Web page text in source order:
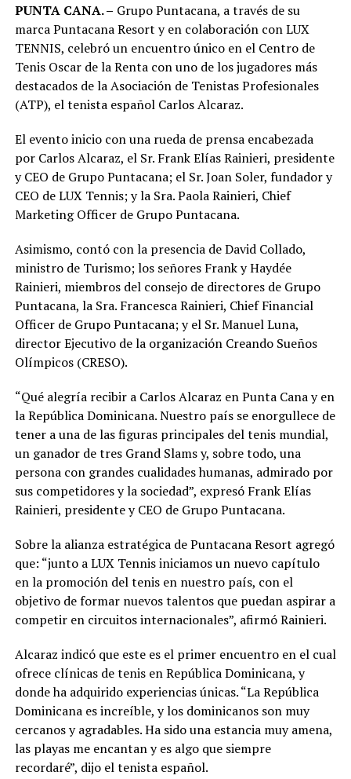
PUNTA CANA. – Grupo Puntacana, a través de su
marca Puntacana Resort y en colaboración con LUX
TENNIS, celebró un encuentro único en el Centro de
Tenis Oscar de la Renta con uno de los jugadores más
destacados de la Asociación de Tenistas Profesionales
(ATP), el tenista español Carlos Alcaraz.
El evento inicio con una rueda de prensa encabezada
por Carlos Alcaraz, el Sr. Frank Elías Rainieri, presidente
y CEO de Grupo Puntacana; el Sr. Joan Soler, fundador y
CEO de LUX Tennis; y la Sra. Paola Rainieri, Chief
Marketing Officer de Grupo Puntacana.
Asimismo, contó con la presencia de David Collado,
ministro de Turismo; los señores Frank y Haydée
Rainieri, miembros del consejo de directores de Grupo
Puntacana, la Sra. Francesca Rainieri, Chief Financial
Officer de Grupo Puntacana; y el Sr. Manuel Luna,
director Ejecutivo de la organización Creando Sueños
Olímpicos (CRESO).
“Qué alegría recibir a Carlos Alcaraz en Punta Cana y en
la República Dominicana. Nuestro país se enorgullece de
tener a una de las figuras principales del tenis mundial,
un ganador de tres Grand Slams y, sobre todo, una
persona con grandes cualidades humanas, admirado por
sus competidores y la sociedad”, expresó Frank Elías
Rainieri, presidente y CEO de Grupo Puntacana.
Sobre la alianza estratégica de Puntacana Resort agregó
que: “junto a LUX Tennis iniciamos un nuevo capítulo
en la promoción del tenis en nuestro país, con el
objetivo de formar nuevos talentos que puedan aspirar a
competir en circuitos internacionales”, afirmó Rainieri.
Alcaraz indicó que este es el primer encuentro en el cual
ofrece clínicas de tenis en República Dominicana, y
donde ha adquirido experiencias únicas. “La República
Dominicana es increíble, y los dominicanos son muy
cercanos y agradables. Ha sido una estancia muy amena,
las playas me encantan y es algo que siempre
recordaré”, dijo el tenista español.